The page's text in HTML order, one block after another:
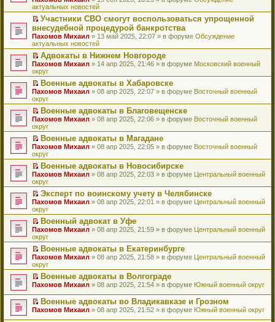
и
ю
б
щ
е
н
и
ю
с
о
о
б
щ
е
н
и
ю
н
н
о
м
у
с
о
о
б
щ
е
н
и
ю
о
ч
и
т
а
н
н
о
м
у
с
о
о
б
щ
е
н
и
ю
у
н
е
п
р
о
ч
и
т
а
н
н
о
м
у
с
о
о
б
щ
е
н
и
ю
к
п
е
р
в
о
м
у
н
е
п
р
о
ч
и
т
а
н
н
о
м
у
с
о
о
б
щ
е
н
и
ю
р
е
й
т
и
к
п
е
р
в
о
м
у
н
е
п
р
о
ч
и
т
а
н
н
о
м
у
с
о
о
б
щ
е
н
и
ю
актуальных новостей
П
е
р
е
й
т
и
к
п
е
р
в
о
м
у
н
е
п
р
о
ч
и
т
а
н
н
о
м
у
с
о
о
б
щ
е
н
ю
Участники СВО смогут воспользоваться упрощенной
внесудебной процедурой банкротства
Пахомов Михаил » 13 май 2025, 22:07 » в форуме Обсуждение
актуальных новостей
П
е
р
е
й
т
и
к
п
е
р
в
о
м
у
н
е
п
р
о
ч
и
т
а
н
н
о
м
у
с
о
б
щ
е
н
Адвокаты в Нижнем Новгороде
Пахомов Михаил » 14 апр 2025, 21:46 » в форуме Московский военный
округ
П
е
р
е
й
т
и
к
п
е
р
в
о
м
у
н
е
п
р
о
ч
и
т
а
н
н
о
м
у
с
о
Военные адвокаты в Хабаровске
Пахомов Михаил » 08 апр 2025, 22:07 » в форуме Восточный военный
округ
П
е
р
е
й
т
и
к
п
е
р
в
о
м
у
н
е
п
р
о
ч
и
т
а
н
н
о
Военные адвокаты в Благовещенске
Пахомов Михаил » 08 апр 2025, 22:06 » в форуме Восточный военный
округ
П
е
р
е
й
т
и
к
п
е
р
в
о
м
у
н
е
п
р
о
и
т
а
Военные адвокаты в Магадане
Пахомов Михаил » 08 апр 2025, 22:05 » в форуме Восточный военный
округ
П
е
р
е
й
т
и
к
п
е
р
в
о
м
у
н
п
р
о
ч
Военные адвокаты в Новосибирске
Пахомов Михаил » 08 апр 2025, 22:03 » в форуме Центральный военный
округ
П
е
р
е
й
т
и
к
п
е
р
в
о
м
у
н
Эксперт по воинскому учету в Челябинске
Пахомов Михаил » 08 апр 2025, 22:01 » в форуме Центральный военный
округ
П
е
р
е
й
т
и
к
п
е
р
в
Военный адвокат в Уфе
Пахомов Михаил » 08 апр 2025, 21:59 » в форуме Центральный военный
округ
П
е
р
е
й
и
к
п
Военные адвокаты в Екатеринбурге
Пахомов Михаил » 08 апр 2025, 21:58 » в форуме Центральный военный
округ
П
р
е
й
т
Военные адвокаты в Волгограде
Пахомов Михаил » 08 апр 2025, 21:54 » в форуме Южный военный округ
П
Военные адвокаты во Владикавказе и Грозном
Пахомов Михаил » 08 апр 2025, 21:52 » в форуме Южный военный округ